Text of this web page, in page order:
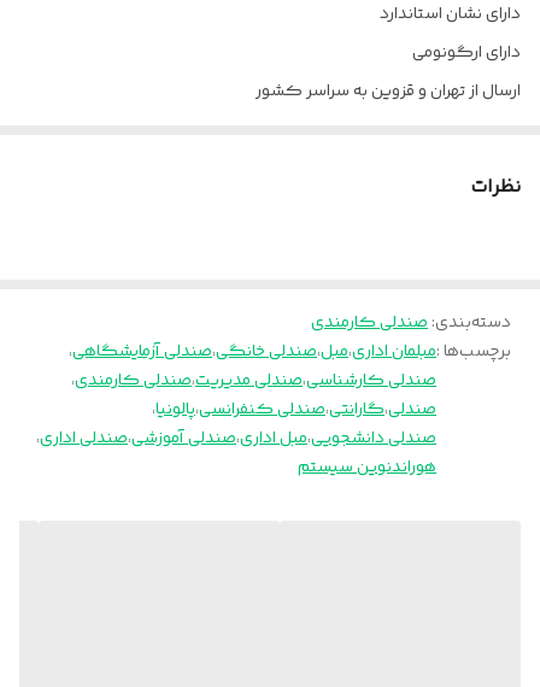
دارای نشان استاندارد
دارای ارگونومی
ارسال از تهران و قزوین به سراسر کشور
نظرات
دسته‌بندی:صندلی کارمندی
برچسب‌ها :مبلمان اداری،مبل،صندلی خانگی،صندلی آزمایشگاهی،
صندلی کارشناسی،صندلی مدیریت،صندلی کارمندی،
صندلی،گارانتی،صندلی کنفرانسی،پالونیا،
صندلی دانشجویی،مبل اداری،صندلی آموزشی،صندلی اداری،
هوراندنوین سیستم